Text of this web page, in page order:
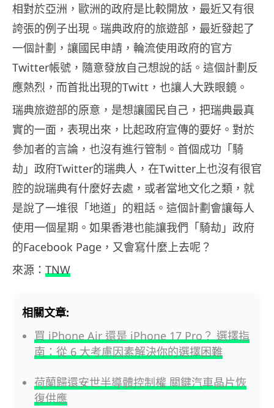
相對於亞洲，歐洲的政府是比較開放，最近又有很
誇張的例子出現。瑞典政府的旅遊部，最近發起了
一個計劃，讓國民申請，輪流使用政府的官方
Twitter帳號，隨意發放自己想說的話。這個計劃反
應熱烈，而首批出現的Twitt，也讓人大跌眼鏡。
瑞典旅遊部的原意，是想讓國民自己，把瑞典最真
實的一面，表現出來，比起政府宣傳的要好。對於
參加者的言論，也沒有進行管制。首個成功「騎
劫」政府Twitter的瑞典人，在Twitter上也沒有很官
腔的說瑞典有什麼好去處，或者當地文化之類，就
是說了一堆很「地道」的粗話。這個計劃會讓每人
使用一個星期。如果香港也能讓我們「騎劫」政府
的Facebook Page，又會寫什麼上去呢？
來源： TNW
相關文章:
買 iPhone Air 還是 iPhone 17 Pro？ 選擇指
南：從 6 大考慮因素解決你的選擇困難
荷蘭歸還安世半導體控制權 關鍵汽車晶片恢
復供應